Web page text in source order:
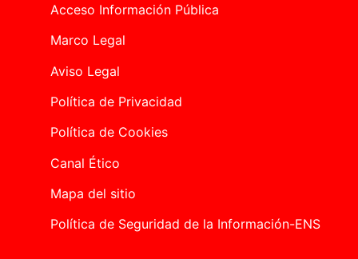
Acceso Información Pública
Marco Legal
Aviso Legal
Política de Privacidad
Política de Cookies
Canal Ético
Mapa del sitio
Política de Seguridad de la Información-ENS